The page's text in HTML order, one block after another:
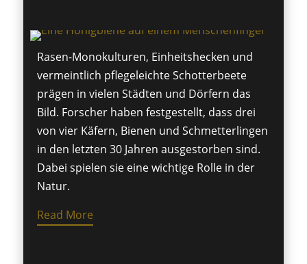
Rasen-Monokulturen, Einheitshecken und
vermeintlich pflegeleichte Schotterbeete
prägen in vielen Städten und Dörfern das
Bild. Forscher haben festgestellt, dass drei
von vier Käfern, Bienen und Schmetterlingen
in den letzten 30 Jahren ausgestorben sind.
Dabei spielen sie eine wichtige Rolle in der
Natur.
Read More